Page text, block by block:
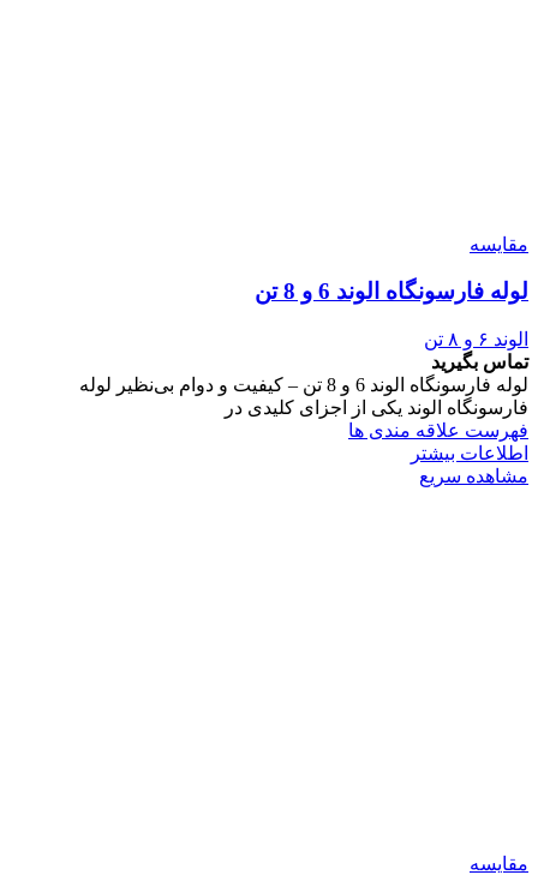
مقایسه
لوله فارسونگاه الوند 6 و 8 تن
الوند ۶ و ۸ تن
تماس بگیرید
لوله فارسونگاه الوند 6 و 8 تن – کیفیت و دوام بی‌نظیر لوله
فارسونگاه الوند یکی از اجزای کلیدی در
فهرست علاقه مندی ها
اطلاعات بیشتر
مشاهده سریع
مقایسه